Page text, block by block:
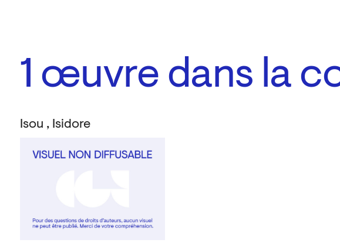
1 œuvre dans la
Isou , Isidore